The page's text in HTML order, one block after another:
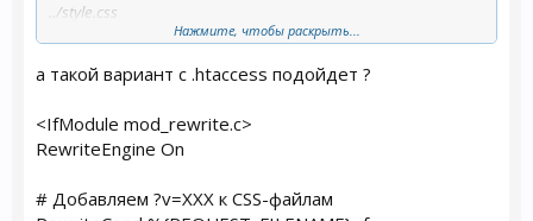
../style.css
Нажмите, чтобы раскрыть...
а такой вариант с .htaccess подойдет ?
<IfModule mod_rewrite.c>
RewriteEngine On
# Добавляем ?v=XXX к CSS-файлам